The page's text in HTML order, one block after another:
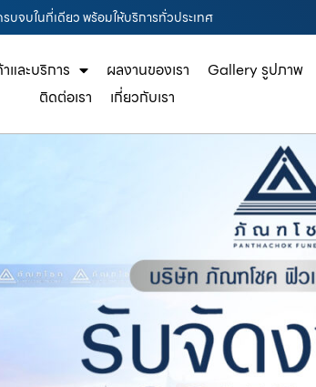
จบในที่เดียว พร้อมให้บริการทั่วประเทศ
และบริการ ผลงานของเรา
Gallery รูปภาพ
ติดต่อเรา
เกี่ยวกับเรา